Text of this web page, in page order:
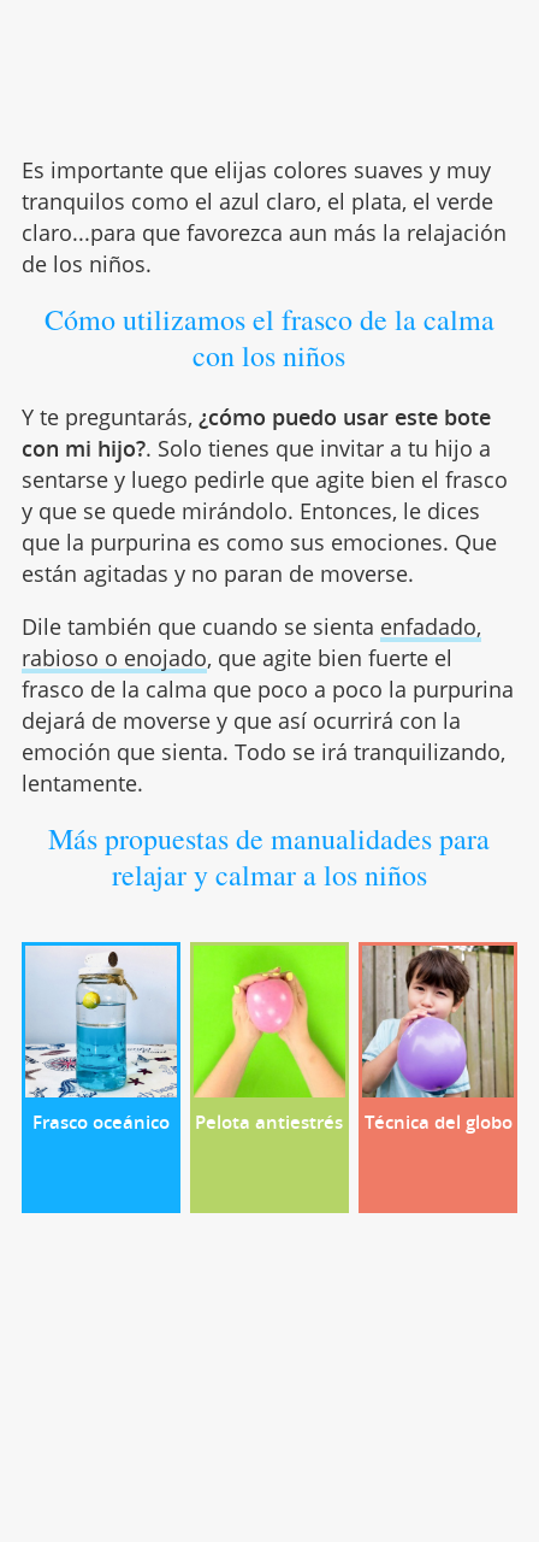
Es importante que elijas colores suaves y muy
tranquilos como el azul claro, el plata, el verde
claro...para que favorezca aun más la relajación
de los niños.
Cómo utilizamos el frasco de la calma
con los niños
Y te preguntarás, ¿cómo puedo usar este bote
con mi hijo?. Solo tienes que invitar a tu hijo a
sentarse y luego pedirle que agite bien el frasco
y que se quede mirándolo. Entonces, le dices
que la purpurina es como sus emociones. Que
están agitadas y no paran de moverse.
Dile también que cuando se sienta enfadado,
rabioso o enojado, que agite bien fuerte el
frasco de la calma que poco a poco la purpurina
dejará de moverse y que así ocurrirá con la
emoción que sienta. Todo se irá tranquilizando,
lentamente.
Más propuestas de manualidades para
relajar y calmar a los niños
Frasco oceánico Pelota antiestrés Técnica del globo